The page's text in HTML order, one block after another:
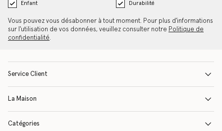
Enfant
Durabilité
Vous pouvez vous désabonner à tout moment. Pour plus d'informations
sur l'utilisation de vos données, veuillez consulter notre Politique de
confidentialité.
Service Client
La Maison
Catégories